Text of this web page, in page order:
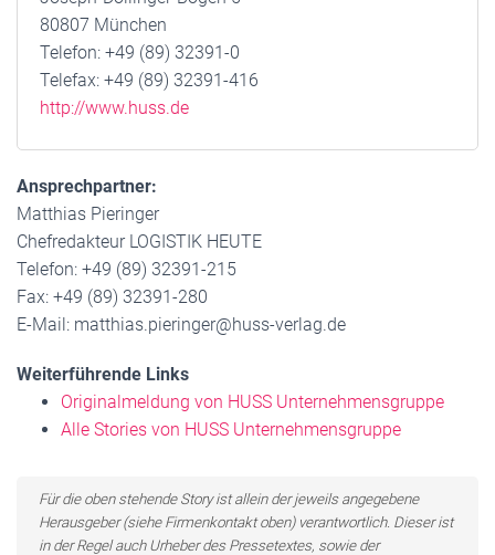
80807 München
Telefon: +49 (89) 32391-0
Telefax: +49 (89) 32391-416
http://www.huss.de
Ansprechpartner:
Matthias Pieringer
Chefredakteur LOGISTIK HEUTE
Telefon: +49 (89) 32391-215
Fax: +49 (89) 32391-280
E-Mail: matthias.pieringer@huss-verlag.de
Weiterführende Links
Originalmeldung von HUSS Unternehmensgruppe
Alle Stories von HUSS Unternehmensgruppe
Für die oben stehende Story ist allein der jeweils angegebene
Herausgeber (siehe Firmenkontakt oben) verantwortlich. Dieser ist
in der Regel auch Urheber des Pressetextes, sowie der